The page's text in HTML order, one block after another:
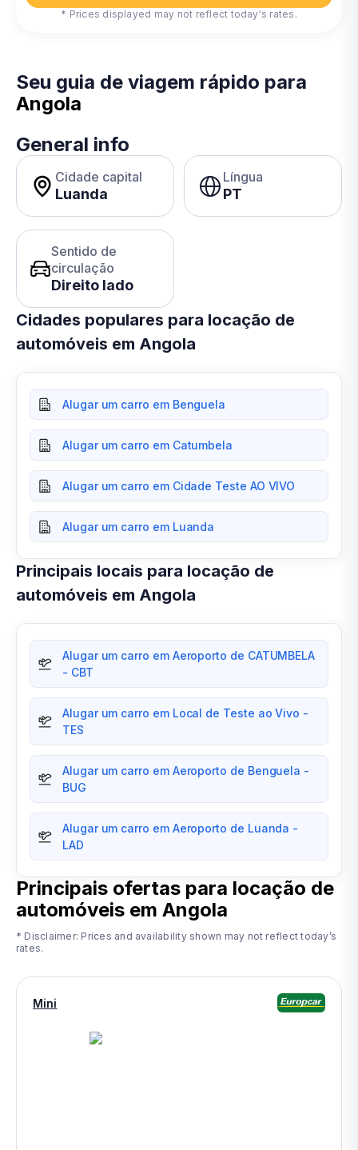
* Prices displayed may not reflect today's rates.
Seu guia de viagem rápido para
Angola
General info
Cidade capital
Luanda
Língua
PT
Sentido de
circulação
Direito lado
Cidades populares para locação de
automóveis em Angola
Alugar um carro em Benguela
Alugar um carro em Catumbela
Alugar um carro em Cidade Teste AO VIVO
Alugar um carro em Luanda
Principais locais para locação de
automóveis em Angola
Alugar um carro em Aeroporto de CATUMBELA
- CBT
Alugar um carro em Local de Teste ao Vivo -
TES
Alugar um carro em Aeroporto de Benguela -
BUG
Alugar um carro em Aeroporto de Luanda -
LAD
Principais ofertas para locação de
automóveis em Angola
* Disclaimer: Prices and availability shown may not reflect today’s
rates.
Mini